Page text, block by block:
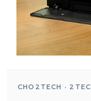
CHO2TECH ·